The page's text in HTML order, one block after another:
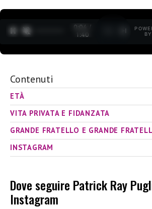
0:04 /
1:40
BY
Contenuti
ETÀ
VITA PRIVATA E FIDANZATA
GRANDE FRATELLO E GRANDE
INSTAGRAM
Dove seguire Patrick Ray
Instagram